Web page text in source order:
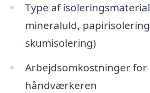
Type af
mineraluld,
skumisolering)
Arbejdsomkostninger for
håndværkeren